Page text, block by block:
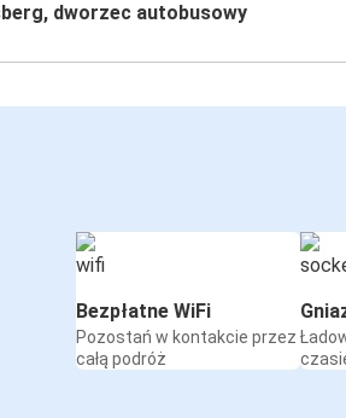
dworzec autobusowy
Bezpłatne WiFi
Pozostań w kontakcie przez
całą podróż